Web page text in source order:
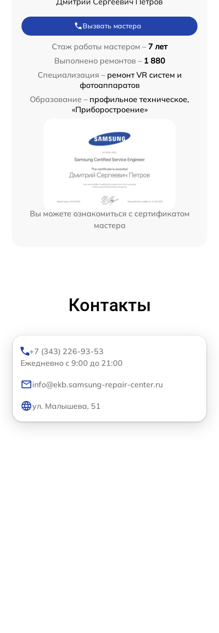
Вызвать мастера
Стаж работы мастером – 7 лет
Выполнено ремонтов – 1 880
Специализация – ремонт VR систем и
фотоаппаратов
Образование – профильное техническое,
«Приборостроение»
Вы можете ознакомиться с сертификатом
мастера
Контакты
+7 (343) 226-93-53
Ежедневно с 9:00 до 21:00
info@ekb.samsung-repair-center.ru
ул. Малышева, 51